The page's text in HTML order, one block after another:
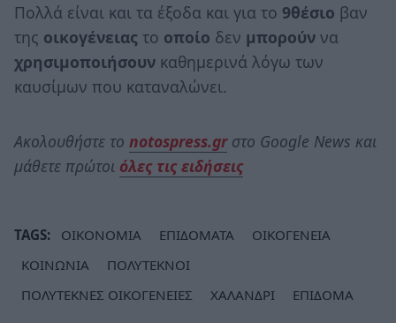
Πολλά είναι και τα έξοδα και για το 9θέσιο βαν
της οικογένειας το οποίο δεν μπορούν να
χρησιμοποιήσουν καθημερινά λόγω των
καυσίμων που καταναλώνει.
Ακολουθήστε το notospress.grστο Google News και
μάθετε πρώτοι όλες τις ειδήσεις
TAGS: ΟΙΚΟΝΟΜΙΑ ΕΠΙΔΟΜΑΤΑ
ΟΙΚΟΓΕΝΕΙΑ
ΚΟΙΝΩΝΙΑ
ΠΟΛΥΤΕΚΝΟΙ
ΠΟΛΥΤΕΚΝΕΣ ΟΙΚΟΓΕΝΕΙΕΣ
ΧΑΛΑΝΔΡΙ ΕΠΙΔΟΜΑ